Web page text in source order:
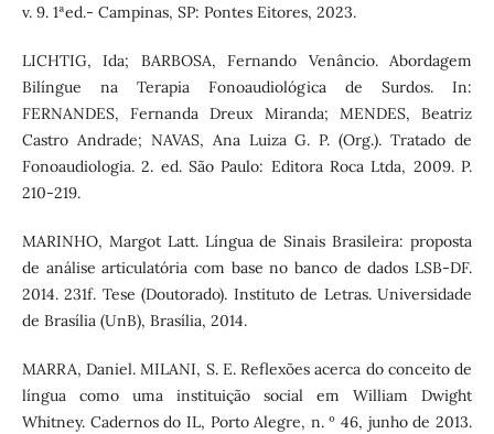
v. 9. 1ªed.- Campinas, SP: Pontes Eitores, 2023.
LICHTIG, Ida; BARBOSA, Fernando Venâncio. Abordagem
Bilíngue na Terapia Fonoaudiológica de Surdos. In:
FERNANDES, Fernanda Dreux Miranda; MENDES, Beatriz
Castro Andrade; NAVAS, Ana Luiza G. P. (Org.). Tratado de
Fonoaudiologia. 2. ed. São Paulo: Editora Roca Ltda, 2009. P.
210-219.
MARINHO, Margot Latt. Língua de Sinais Brasileira: proposta
de análise articulatória com base no banco de dados LSB-DF.
2014. 231f. Tese (Doutorado). Instituto de Letras. Universidade
de Brasília (UnB), Brasília, 2014.
MARRA, Daniel. MILANI, S. E. Reflexões acerca do conceito de
língua como uma instituição social em William Dwight
Whitney. Cadernos do IL, Porto Alegre, n. º 46, junho de 2013.